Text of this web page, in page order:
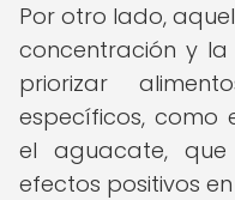
Por otro lado,
concentración y
priorizar
específicos, como
el aguacate,
efectos positivos